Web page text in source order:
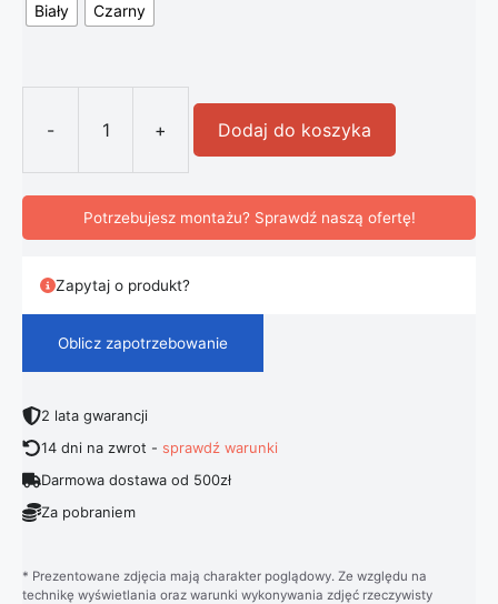
Biały Czarny
-
ilość Nowoczesna Skandynawska
+ Dodaj do koszyka
Potrzebujesz montażu? Sprawdź naszą ofertę!
Zapytaj o produkt?
Oblicz zapotrzebowanie
2 lata gwarancji
14 dni na zwrot -sprawdź warunki
Darmowa dostawa od 500zł
Za pobraniem
* Prezentowane zdjęcia mają charakter poglądowy. Ze względu na
technikę wyświetlania oraz warunki wykonywania zdjęć rzeczywisty